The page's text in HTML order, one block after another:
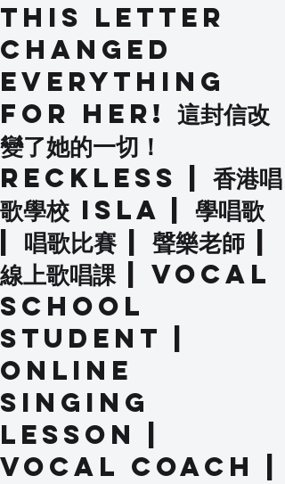
This Letter
Changed
Everything
For Her! 這封信改
變了她的一切！
Reckless | 香港唱
歌學校 Isla | 學唱歌
| 唱歌比賽 | 聲樂老師 |
線上歌唱課 | Vocal
School
Student |
Online
Singing
Lesson |
Vocal Coach |